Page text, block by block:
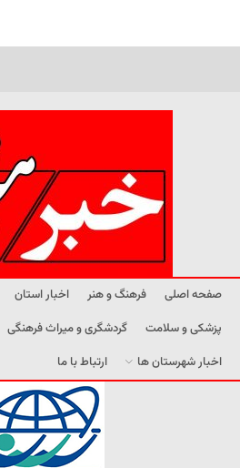
صفحه اصلی فرهنگ و هنر اخبار استان
پزشکی و سلامت
گردشگری و میراث فرهنگی
اخبار شهرستان ها
ارتباط با ما